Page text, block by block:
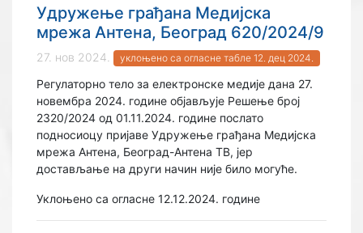
Удружење грађана Медијска
мрежа Антена, Београд 620/2024/9
27. нов 2024. уклоњено са огласне табле 12. дец 2024.
Регулаторно тело за електронске медије дана 27.
новембра 2024. године објављује Решење број
2320/2024 од 01.11.2024. године послато
подносиоцу пријаве Удружење грађана Медијска
мрежа Антена, Београд-Антена ТВ, јер
достављање на други начин није било могуће.
Уклоњено са огласне 12.12.2024. године